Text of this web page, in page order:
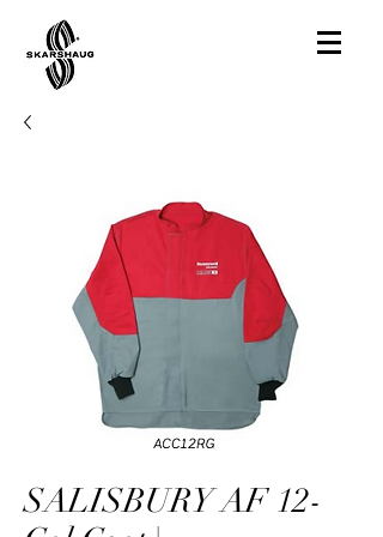
SALISBURY AF 12-